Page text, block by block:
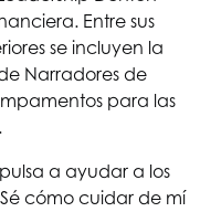
Entre sus
se incluyen la
Narradores de
para las
a ayudar a los
cómo cuidar de mí